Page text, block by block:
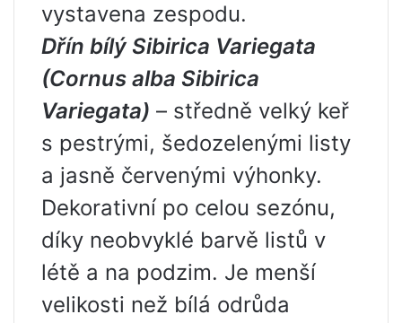
vystavena zespodu.
Dřín bílý Sibirica Variegata
(Cornus alba Sibirica
Variegata) – středně velký keř
s pestrými, šedozelenými listy
a jasně červenými výhonky.
Dekorativní po celou sezónu,
díky neobvyklé barvě listů v
létě a na podzim. Je menší
velikosti než bílá odrůda